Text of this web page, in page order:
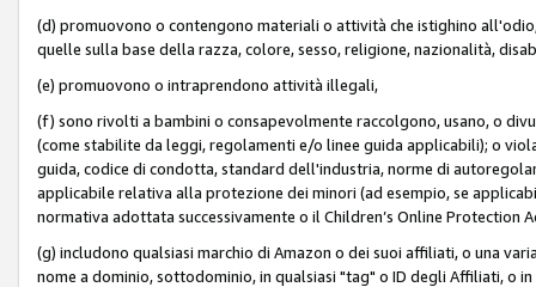
(d) promuovono o contengono materiali o attività che istighino
quelle sulla base della razza, colore, sesso, religione, nazionalità,
(e) promuovono o intraprendono attività illegali,
(f) sono rivolti a bambini o consapevolmente raccolgono, usano, o
(come stabilite da leggi, regolamenti e/o linee guida applicabili); o
guida, codice di condotta, standard dell'industria, norme di
applicabile relativa alla protezione dei minori (ad esempio, se
normativa adottata successivamente o il Children’s Online Protection
(g) includono qualsiasi marchio di Amazon o dei suoi affiliati, o una
nome a dominio, sottodominio, in qualsiasi "tag" o ID degli Affiliati, o